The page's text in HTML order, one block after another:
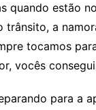
quando estão
a
tocamos
vocês
para a